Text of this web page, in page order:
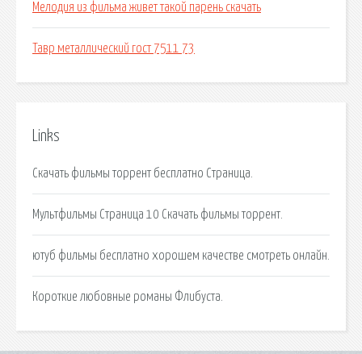
Мелодия из фильма живет такой парень скачать
Тавр металлический гост 7511 73
Links
Скачать фильмы торрент бесплатно Страница.
Мультфильмы Страница 10 Скачать фильмы торрент.
ютуб фильмы бесплатно хорошем качестве смотреть онлайн.
Короткие любовные романы Флибуста.